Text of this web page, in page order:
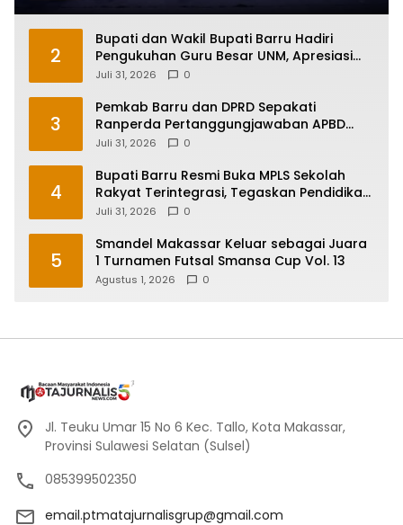
2
Bupati dan Wakil Bupati Barru Hadiri
Pengukuhan Guru Besar UNM, Apresiasi
Capaian Prof. Kamaruddin Hasan
Juli 31, 2026 0
3
Pemkab Barru dan DPRD Sepakati
Ranperda Pertanggungjawaban APBD
2025, Perkuat Komitmen Tata Kelola dan
Juli 31, 2026 0
4
Bupati Barru Resmi Buka MPLS Sekolah
Rakyat Terintegrasi, Tegaskan Pendidikan
Kunci Masa Depan Generasi
Juli 31, 2026 0
5
Smandel Makassar Keluar sebagai Juara
1 Turnamen Futsal Smansa Cup Vol. 13
Agustus 1, 2026 0
Jl. Teuku Umar 15 No 6 Kec. Tallo, Kota Makassar,
Provinsi Sulawesi Selatan (Sulsel)
085399502350
email.ptmatajurnalisgrup@gmail.com